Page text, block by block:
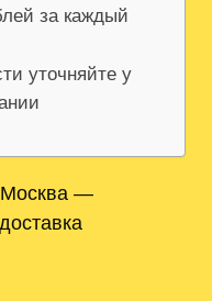
за каждый
уточняйте у
Москва —